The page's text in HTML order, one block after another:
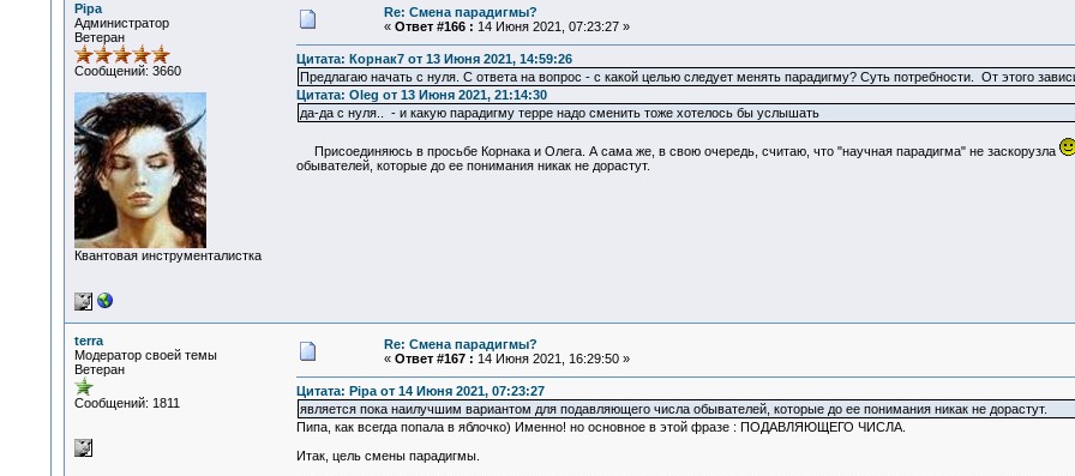
Pipa
Администратор
Ветеран
Сообщений: 3660
Квантовая инструменталистка
Re: Смена парадигмы?
« Ответ #166 : 14 Июня 2021, 07:23:27 »
Цитата: Корнак7 от 13 Июня 2021, 14:59:26
Предлагаю начать с нуля. С ответа на вопрос - с какой целью следует менять парадигму? Суть потребности. От этого
Цитата: Oleg от 13 Июня 2021, 21:14:30
да-да с нуля.. - и какую парадигму терре надо сменить тоже хотелось бы услышать
Присоединяюсь в просьбе Корнака и Олега. А сама же, в свою очередь, считаю, что "научная парадигма" не заскорузла
обывателей, которые до ее понимания никак не дорастут.
terra
Модератор своей темы
Ветеран
Сообщений: 1811
Re: Смена парадигмы?
« Ответ #167 : 14 Июня 2021, 16:29:50 »
Цитата: Pipa от 14 Июня 2021, 07:23:27
является пока наилучшим вариантом для подавляющего числа обывателей, которые до ее понимания никак не дорастут.
Пипа, как всегда попала в яблочко) Именно! но основное в этой фразе : ПОДАВЛЯЮЩЕГО ЧИСЛА.
Итак, цель смены парадигмы.